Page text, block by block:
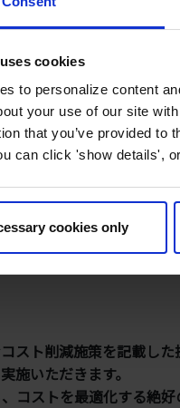
cookies
to personalize content
your use of our site
that you’ve provided to
can click 'show details',
cookies only
料が約50%削減
以上のコスト削減を実
客様の声は
容
析、無駄なリソースの
ビスへの移行提案
Plansの最適な活用
インスタンスの効果的な
スト削減施策を記載した
施いただきます。
コストを最適化する絶